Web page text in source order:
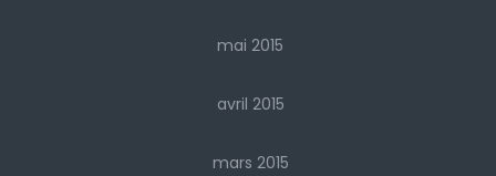
mai 2015
avril 2015
mars 2015